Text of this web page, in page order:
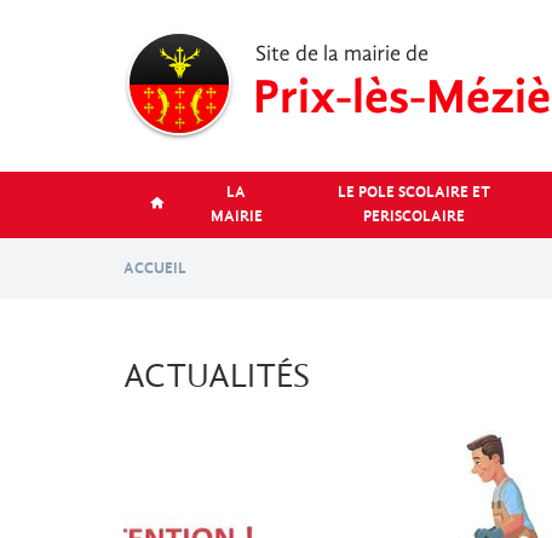
LA
MAIRIE
LE POLE SCOLAIRE ET
PERISCOLAIRE
ACCUEIL
ACTUALITÉS